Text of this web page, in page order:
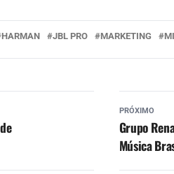
HARMAN JBL PRO MARKETING
PRÓXIMO
Grupo
Música